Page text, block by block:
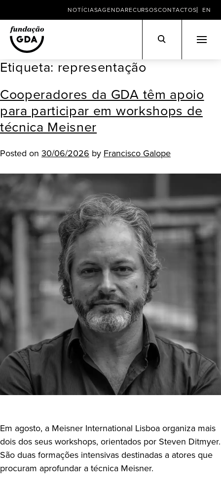
Skip
content
NOTÍCIASAGENDARECURSOSCONTACTOS EN
Etiqueta: representação
Cooperadores da GDA têm apoio
para participar em workshops de
técnica Meisner
Posted on 30/06/2026 by Francisco Galope
Em agosto, a Meisner International Lisboa organiza mais
dois dos seus workshops, orientados por Steven Ditmyer.
São duas formações intensivas destinadas a atores que
procuram aprofundar a técnica Meisner.